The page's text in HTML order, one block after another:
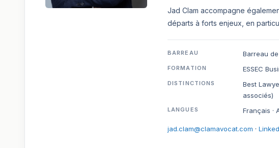
Jad Clam accompagne
départs à forts enjeux, en
BARREAU Barreau
FORMATION ESSEC
DISTINCTIONS
Best
associés)
LANGUES Français ·
jad.clam@clamavocat.com ·